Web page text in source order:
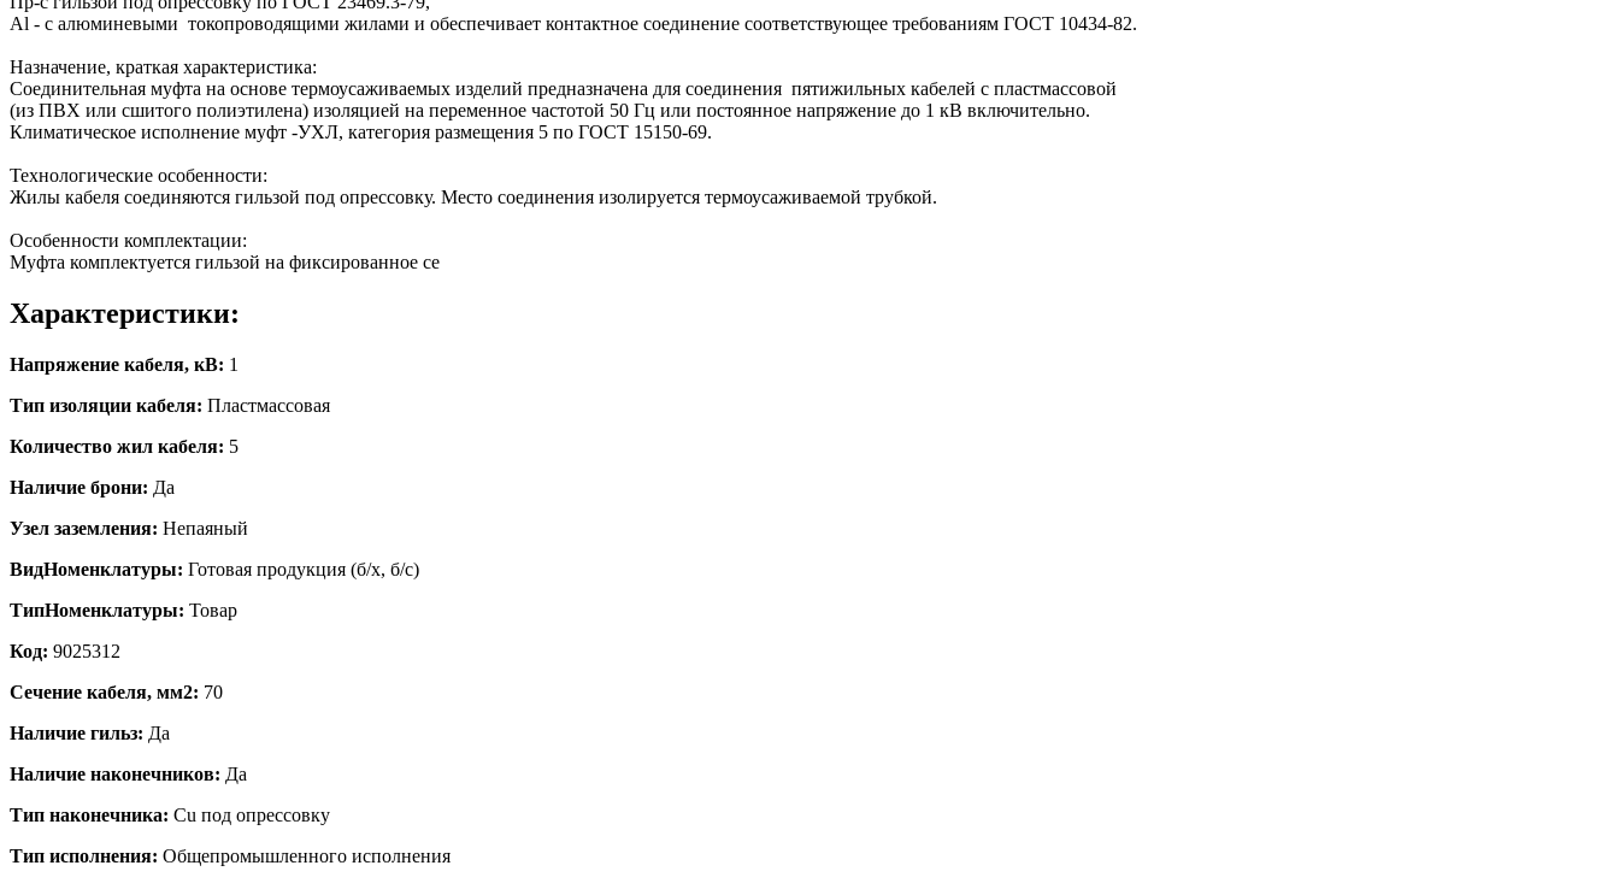
Al - с алюминевыми токопроводящими жилами и обеспечивает контактное соединение соответствующее требованиям ГОСТ 10434-82.
Назначение, краткая характеристика:
Соединительная муфта на основе термоусаживаемых изделий предназначена для соединения пятижильных кабелей с пластмассовой
(из ПВХ или сшитого полиэтилена) изоляцией на переменное частотой 50 Гц или постоянное напряжение до 1 кВ включительно.
Климатическое исполнение муфт -УХЛ, категория размещения 5 по ГОСТ 15150-69.
Технологические особенности:
Жилы кабеля соединяются гильзой под опрессовку. Место соединения изолируется термоусаживаемой трубкой.
Особенности комплектации:
Муфта комплектуется гильзой на фиксированное се
Характеристики:
Напряжение кабеля, кВ: 1
Тип изоляции кабеля: Пластмассовая
Количество жил кабеля: 5
Наличие брони: Да
Узел заземления: Непаяный
ВидНоменклатуры: Готовая продукция (б/х, б/с)
ТипНоменклатуры: Товар
Код: 9025312
Сечение кабеля, мм2: 70
Наличие гильз: Да
Наличие наконечников: Да
Тип наконечника: Cu под опрессовку
Тип исполнения: Общепромышленного исполнения